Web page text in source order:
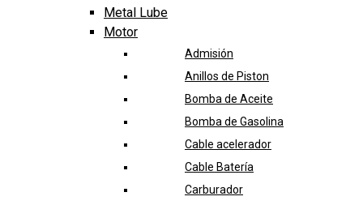
Metal Lube
Motor
Admisión
Anillos de Piston
Bomba de Aceite
Bomba de Gasolina
Cable acelerador
Cable Batería
Carburador